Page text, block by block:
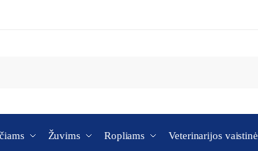
Žuvims Ropliams Veterinarijos vaistinė